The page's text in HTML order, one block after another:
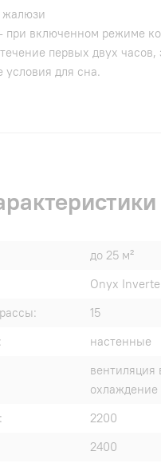
жалюзи
включенном режиме
первых двух
для сна.
до 25 м²
Onyx
15
настенные
вентиляция
охлаждение
2200
2400